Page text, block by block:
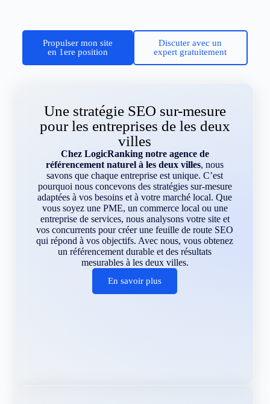
Propulser mon site
en 1ere position
Discuter avec un
expert gratuitement
Une stratégie SEO sur-mesure
pour les entreprises de les deux
villes
Chez LogicRanking notre agence de
référencement naturel à les deux villes, nous
savons que chaque entreprise est unique. C’est
pourquoi nous concevons des stratégies sur-mesure
adaptées à vos besoins et à votre marché local. Que
vous soyez une PME, un commerce local ou une
entreprise de services, nous analysons votre site et
vos concurrents pour créer une feuille de route SEO
qui répond à vos objectifs. Avec nous, vous obtenez
un référencement durable et des résultats
mesurables à les deux villes.
En savoir plus